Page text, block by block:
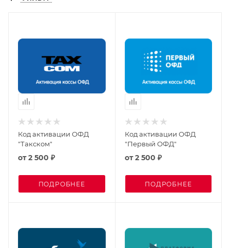
Код активации ОФД
"Такском"
от2 500 ₽
ПОДРОБНЕЕ
Код активации ОФД
"Первый ОФД"
от2 500 ₽
ПОДРОБНЕЕ